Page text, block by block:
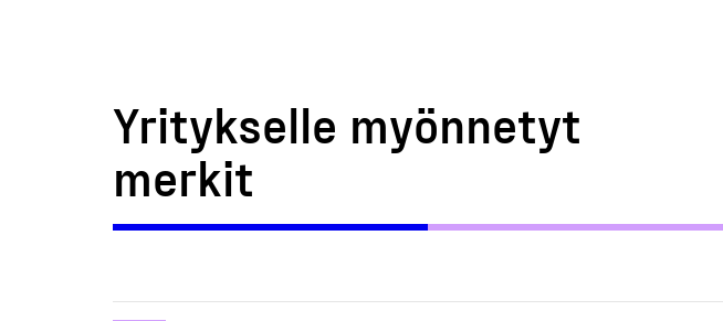
Yritykselle myönnetyt
merkit